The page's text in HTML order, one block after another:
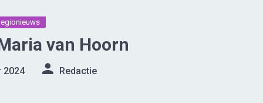
van Hoorn
2024 Redactie